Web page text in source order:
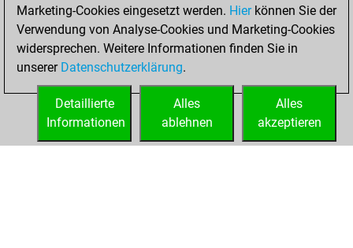
Mittwoch, April
22, 2026
You created
your Play account
Marketing-Cookies eingesetzt werden. Hierkönnen Sie der
Verwendung von Analyse-Cookies und Marketing-Cookies
widersprechen. Weitere Informationen finden Sie in
unserer Datenschutzerklärung.
Alles
akzeptieren
Alles
ablehnen
Detaillierte
Informationen